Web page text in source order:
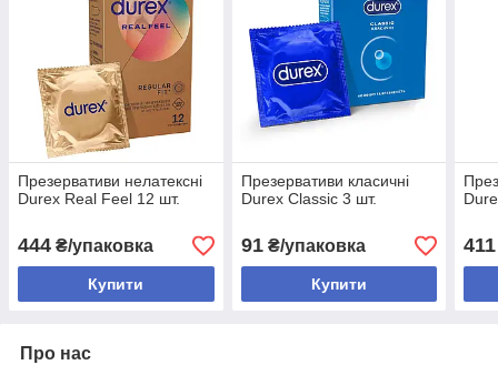
Презервативи нелатексні
Durex Real Feel 12 шт.
444 ₴/упаковка
Купити
Презервативи класичні
Durex Classic 3 шт.
91₴/упаковка
Купити
411
Про нас